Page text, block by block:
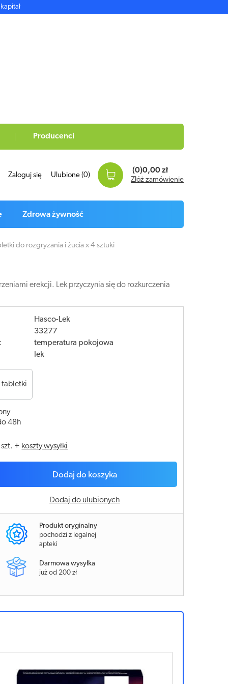
Producenci
Zaloguj się Ulubione (0)
(0)0,00 zł
Złóż zamówienie
Zdrowa żywność
do rozgryzania i żucia x 4 sztuki
erekcji. Lek przyczynia się do rozkurczenia
Hasco-Lek
33277
temperatura pokojowa
lek
tabletki
48h
szt. + koszty wysyłki
Dodaj do koszyka
Dodaj do ulubionych
Produkt oryginalny
pochodzi z legalnej
apteki
Darmowa wysyłka
już od 200 zł